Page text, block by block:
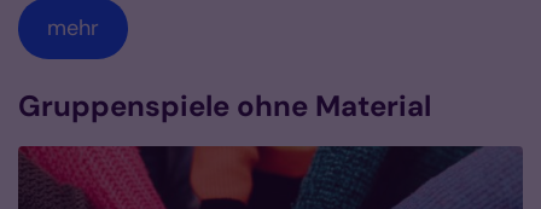
mehr
Gruppenspiele ohne Material